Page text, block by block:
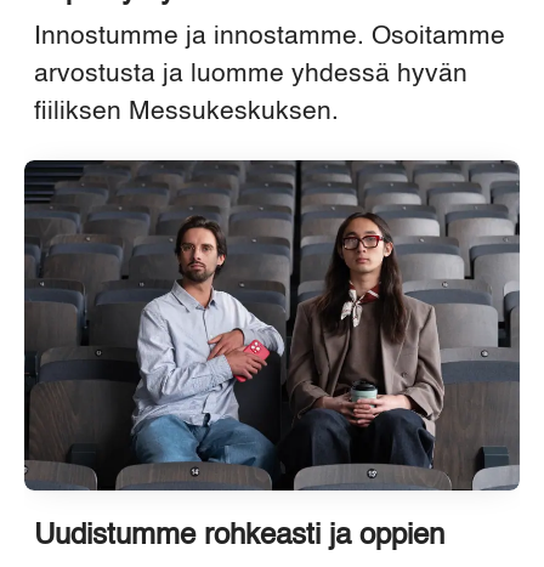
Innostumme ja innostamme. Osoitamme
arvostusta ja luomme yhdessä hyvän
fiiliksen Messukeskuksen.
Uudistumme rohkeasti ja oppien